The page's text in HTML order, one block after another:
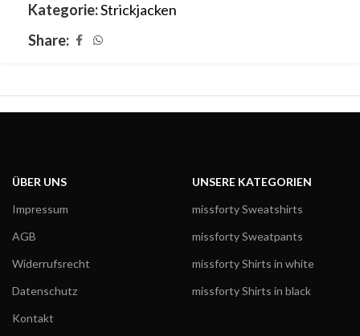
Kategorie:Strickjacken
Share:
ÜBER UNS
Impressum
AGB
Widerrufsrecht
Datenschutz
Kontakt
UNSERE KATEGORIEN
missforty Sweatshirts
missforty Sweatpants
missforty Shirts in white
missforty Shirts in black